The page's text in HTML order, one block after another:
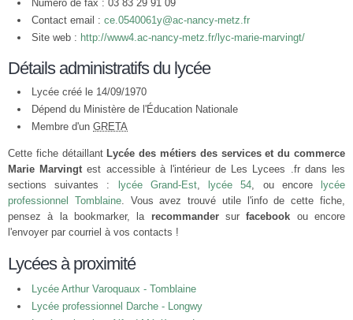
Numéro de fax : 03 83 29 91 09
Contact email : ce.0540061y@ac-nancy-metz.fr
Site web : http://www4.ac-nancy-metz.fr/lyc-marie-marvingt/
Détails administratifs du lycée
Lycée créé le 14/09/1970
Dépend du Ministère de l'Éducation Nationale
Membre d'un GRETA
Cette fiche détaillant Lycée des métiers des services et du commerce
Marie Marvingtest accessible à l'intérieur de Les Lycees .fr dans les
sections suivantes :
lycée Grand-Est, lycée 54, ou encore
lycée
professionnel Tomblaine. Vous avez trouvé utile l'info de cette fiche,
pensez à la bookmarker, la recommandersurfacebook ou encore
l'envoyer par courriel à vos contacts !
Lycées à proximité
Lycée Arthur Varoquaux - Tomblaine
Lycée professionnel Darche - Longwy